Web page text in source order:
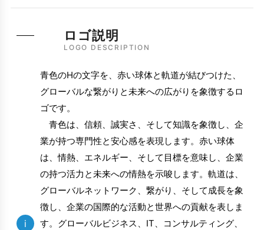
LOGO DESCRIPTION
ロゴ説明
i
青色のHの文字を、赤い球体と軌道が結びつけた、
グローバルな繋がりと未来への広がりを象徴するロ
ゴです。
青色は、信頼、誠実さ、そして知識を象徴し、企
業が持つ専門性と安心感を表現します。赤い球体
は、情熱、エネルギー、そして目標を意味し、企業
の持つ活力と未来への情熱を示唆します。軌道は、
グローバルネットワーク、繋がり、そして成長を象
徴し、企業の国際的な活動と世界への貢献を表しま
す。グローバルビジネス、IT、コンサルティング、